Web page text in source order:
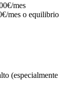
mes
mes o equilibrio
(especialmente